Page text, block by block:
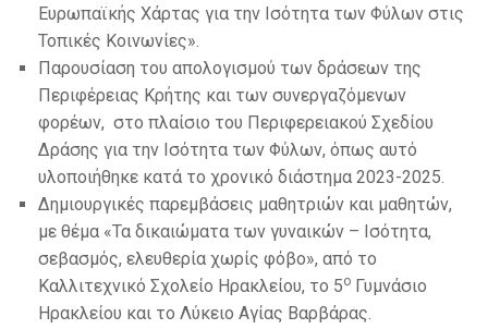
Ευρωπαϊκής Χάρτας για την Ισότητα των Φύλων στις
Τοπικές Κοινωνίες».
Παρουσίαση του απολογισμού των δράσεων της
Περιφέρειας Κρήτης και των συνεργαζόμενων
φορέων, στο πλαίσιο του Περιφερειακού Σχεδίου
Δράσης για την Ισότητα των Φύλων, όπως αυτό
υλοποιήθηκε κατά το χρονικό διάστημα 2023-2025.
Δημιουργικές παρεμβάσεις μαθητριών και μαθητών,
με θέμα «Τα δικαιώματα των γυναικών – Ισότητα,
σεβασμός, ελευθερία χωρίς φόβο», από το
Καλλιτεχνικό Σχολείο Ηρακλείου, το 5ο Γυμνάσιο
Ηρακλείου και το Λύκειο Αγίας Βαρβάρας.